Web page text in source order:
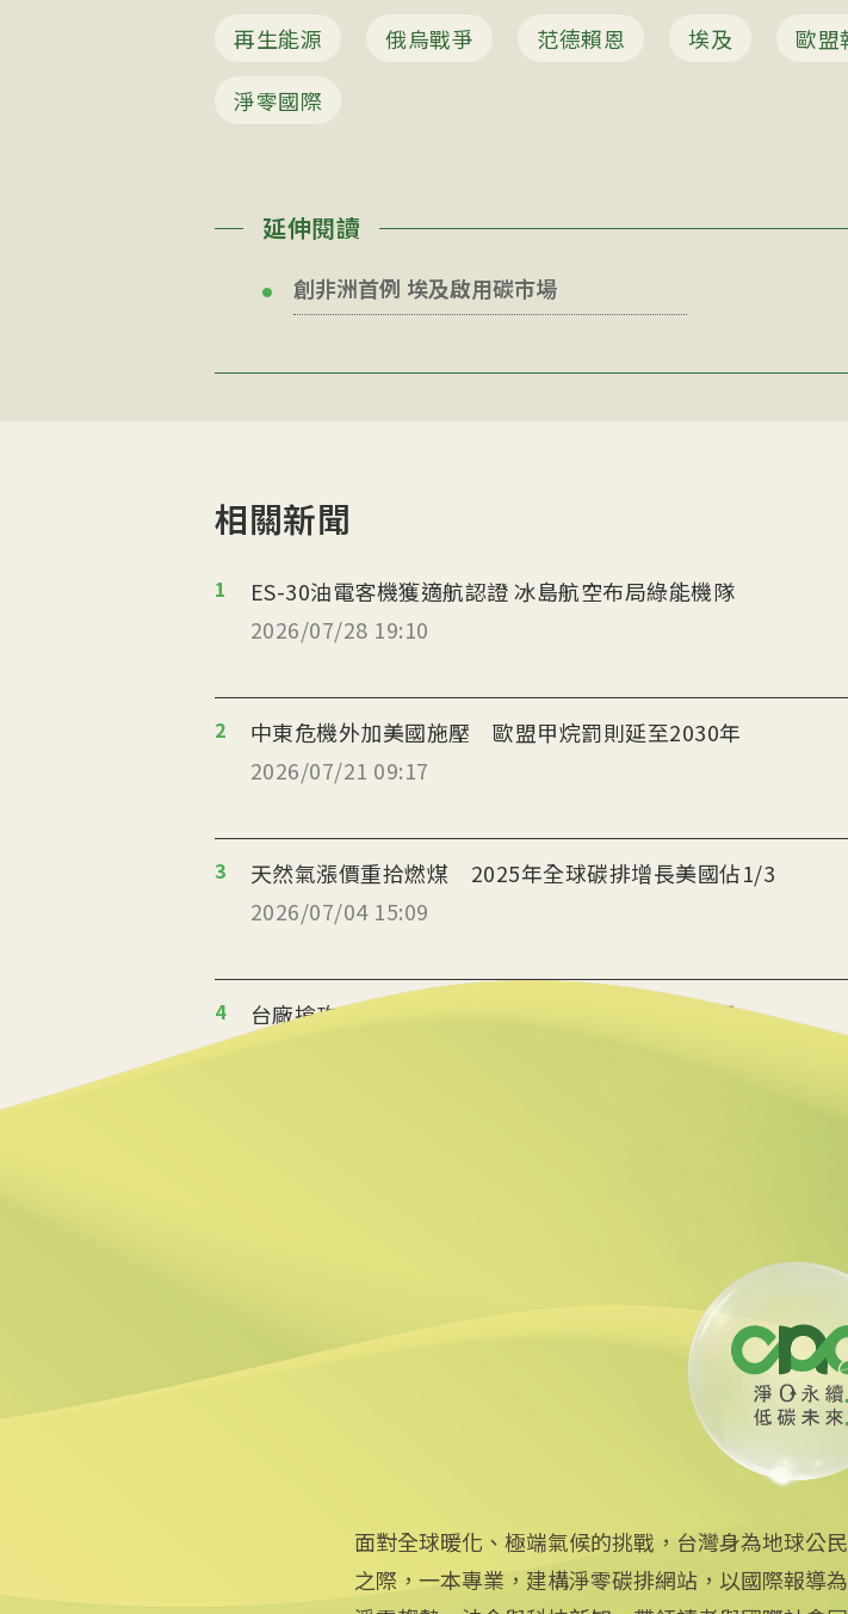
再生能源 俄烏戰爭 范德賴恩 埃及
歐盟
淨零國際
延伸閱讀
創非洲首例 埃及啟用碳市場
相關新聞
1
ES-30油電客機獲適航認證 冰島航空布局綠能機隊
2026/07/28 19:10
2
中東危機外加美國施壓 歐盟甲烷罰則延至2030年
2026/07/21 09:17
3
天然氣漲價重拾燃煤 2025年全球碳排增長美國佔1/3
2026/07/04 15:09
4
台廠搶攻泰國能源轉型商機 布局充電樁、微電網
炸油變航油 日本加大廢食油回收助煉永續航空燃料
2026/06/09 14:57
面對全球暖化、極端氣候的挑戰，台灣身為地球公
之際，一本專業，建構淨零碳排網站，以國際報導